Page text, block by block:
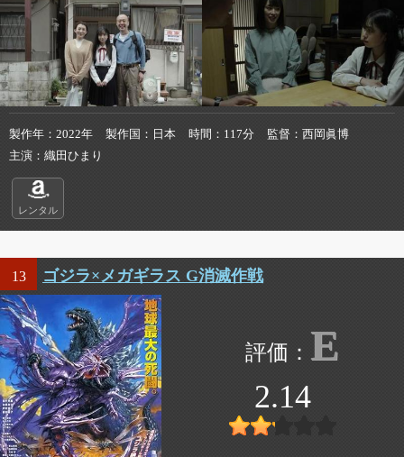
製作年 2022年 製作国 日本 時間 117分 監督
西岡眞博
主演
織田ひまり
レンタル
13 ゴジラ×メガギラス G消滅作戦
E
2.14